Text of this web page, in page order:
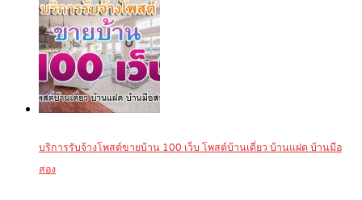
บริการรับจ้างโพสต์ขายบ้าน 100 เว็บ โพสต์บ้านเดี่ยว บ้านแฝด บ้านมือ
สอง